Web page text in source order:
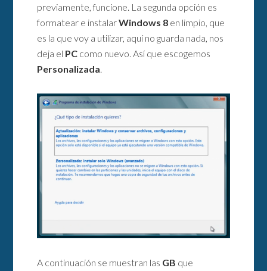
previamente, funcione. La segunda opción es
formatear e instalarWindows 8 en limpio, que
es la que voy a utilizar, aquí no guarda nada, nos
deja el PC como nuevo. Así que escogemos
Personalizada
A continuación se muestran las GB que